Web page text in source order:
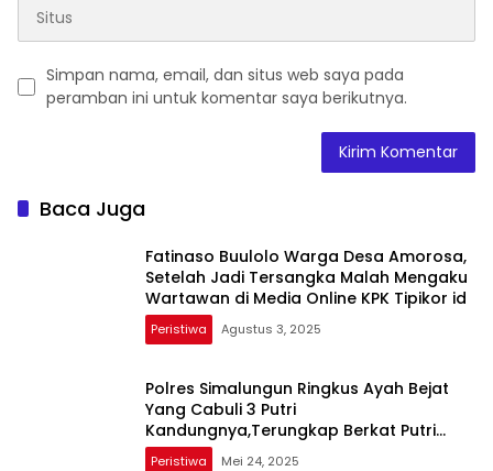
Simpan nama, email, dan situs web saya pada
peramban ini untuk komentar saya berikutnya.
Baca Juga
Fatinaso Buulolo Warga Desa Amorosa,
Setelah Jadi Tersangka Malah Mengaku
Wartawan di Media Online KPK Tipikor id
Peristiwa Agustus 3, 2025
Polres Simalungun Ringkus Ayah Bejat
Yang Cabuli 3 Putri
Kandungnya,Terungkap Berkat Putri
Bungsunya
Peristiwa Mei 24, 2025